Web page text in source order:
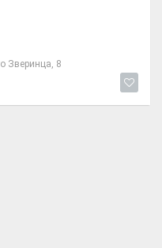
Зверинца, 8